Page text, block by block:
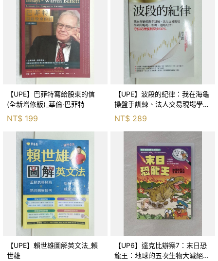
【UPE】巴菲特寫給股東的信
(全新增修版)_華倫‧巴菲特
NT$ 199
【UPE】波段的紀律：我在海龜
操盤手訓練、法人交易現場學到
的進場、加碼、退場紀律，守住
紀律獲利至少50％_雷老闆
NT$ 289
【UPE】賴世雄圖解英文法_賴
世雄
【UP6】達克比辦案7：末日恐
龍王：地球的五次生物大滅絕_